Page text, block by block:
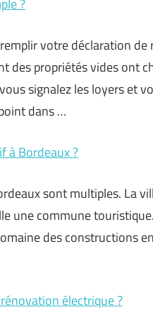
?
votre déclaration
des propriétés vides ont
signalez les loyers et
dans …
à Bordeaux ?
sont multiples. La
une commune
des constructions
électrique ?